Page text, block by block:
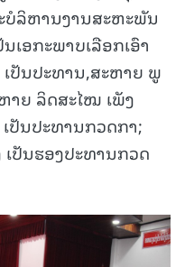
ບໍລິຫານງານສະຫະພັນ
ເອກະພາບເລືອກເອົາ
ປັນປະທານ,ສະຫາຍ ພູ
າຍ ລິດສະໄໝ ເພັງ
ປັນປະທານກວດກາ;
ປັນຮອງປະທານກວດ